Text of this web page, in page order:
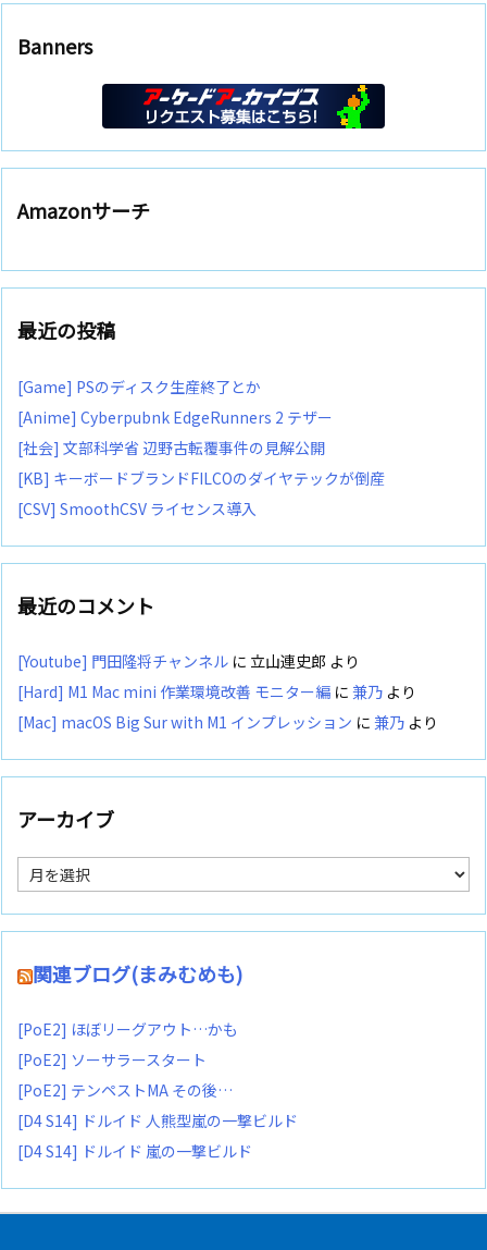
Banners
Amazonサーチ
最近の投稿
[Game] PSのディスク生産終了とか
[Anime] Cyberpubnk EdgeRunners 2 テザー
[社会] 文部科学省 辺野古転覆事件の見解公開
[KB] キーボードブランドFILCOのダイヤテックが倒産
[CSV] SmoothCSV ライセンス導入
最近のコメント
[Youtube] 門田隆将チャンネル に 立山連史郎 より
[Hard] M1 Mac mini 作業環境改善 モニター編 に 兼乃 より
[Mac] macOS Big Sur with M1 インプレッション に 兼乃 より
アーカイブ
ア
ー
カ
イ
関連ブログ(まみむめも)
[PoE2] ほぼリーグアウト…かも
[PoE2] ソーサラースタート
[PoE2] テンペストMA その後…
[D4 S14] ドルイド 人熊型嵐の一撃ビルド
[D4 S14] ドルイド 嵐の一撃ビルド